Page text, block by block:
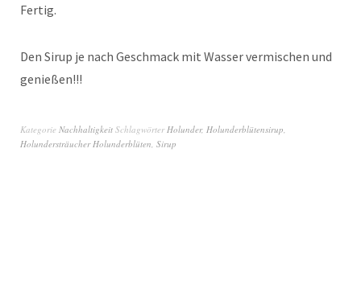
Fertig.
Den Sirup je nach Geschmack mit Wasser vermischen und
genießen!!!
Kategorie Nachhaltigkeit Schlagwörter Holunder, Holunderblütensirup
Holundersträucher Holunderblüten Sirup